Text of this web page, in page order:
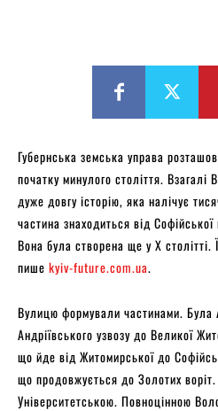
Губернська земська управа
початку минулого століття.
дуже довгу історію, яка налічує
частина знаходиться від
Вона була створена ще у X столітті.
пише kyiv-future.com.ua.
Вулицю формували частинами. Була
Андріївського узвозу до Великої
що йде від Житомирської до
що продовжується до Золотих
Університетською. Повноцінною